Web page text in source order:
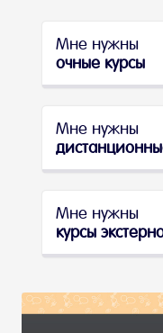
Мне нужны
очные курсы
Мне нужны
Мне нужны
курсы